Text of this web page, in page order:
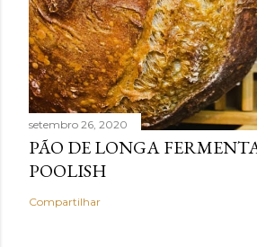
setembro 26, 2020
PÃO DE LONGA
POOLISH
Compartilhar